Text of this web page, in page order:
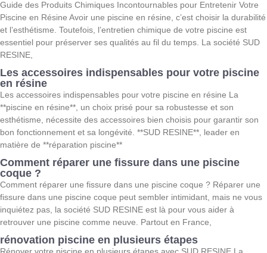
Guide des Produits Chimiques Incontournables pour Entretenir Votre
Piscine en Résine Avoir une piscine en résine, c’est choisir la durabilité
et l’esthétisme. Toutefois, l’entretien chimique de votre piscine est
essentiel pour préserver ses qualités au fil du temps. La société SUD
RESINE,
Les accessoires indispensables pour votre piscine
en résine
Les accessoires indispensables pour votre piscine en résine La
**piscine en résine**, un choix prisé pour sa robustesse et son
esthétisme, nécessite des accessoires bien choisis pour garantir son
bon fonctionnement et sa longévité. **SUD RESINE**, leader en
matière de **réparation piscine**
Comment réparer une fissure dans une piscine
coque ?
Comment réparer une fissure dans une piscine coque ? Réparer une
fissure dans une piscine coque peut sembler intimidant, mais ne vous
inquiétez pas, la société SUD RESINE est là pour vous aider à
retrouver une piscine comme neuve. Partout en France,
rénovation piscine en plusieurs étapes
Rénover votre piscine en plusieurs étapes avec SUD RESINE La